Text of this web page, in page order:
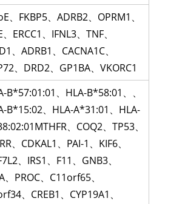
、 FKBP5、ADRB2、 OPRM1 、
、 ERCC1 、 IFNL3、TNF、
、ADRB1 、 CACNA1C、
、 DRD2、 GP1BA、VKORC1
B*57:01:01 、 HLA-B*58:01 、、
B*15:02、 HLA-A*31:01 、 HLA-
、 COQ2、TP53、
、 CDKAL1 、 PAI-1 、 KIF6、
、 IRS1 、 F11 、 GNB3、
、 PROC、 C11orf65、
、 CREB1 、 CYP19A1 、